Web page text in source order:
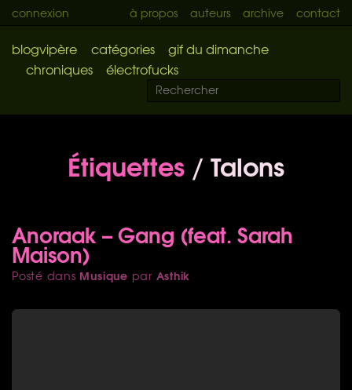
connexion à propos auteurs archive contact
blogvipère catégories
gif du dimanche
chroniques
électrofucks
Étiquettes / Talons
Anoraak – Gang (feat. Sarah
Maison)
Posté dans Musique par Asthik